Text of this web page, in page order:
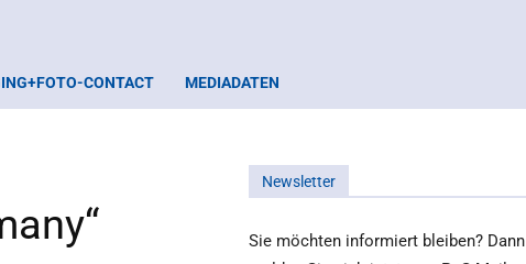
CONTACT MEDIADATEN
Newsletter
Sie möchten informiert bleiben? Dann